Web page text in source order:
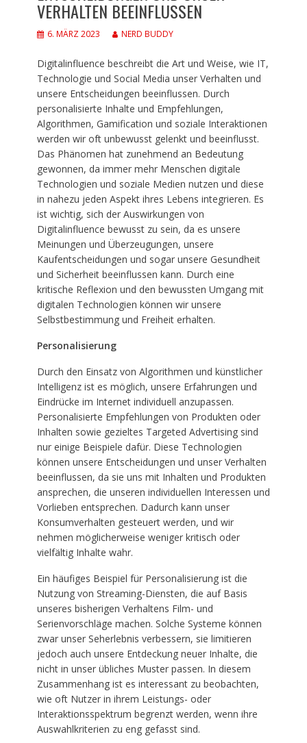
VERHALTEN BEEINFLUSSEN
6. MÄRZ 2023 NERD BUDDY
Digitalinfluence beschreibt die Art und Weise, wie IT,
Technologie und Social Media unser Verhalten und
unsere Entscheidungen beeinflussen. Durch
personalisierte Inhalte und Empfehlungen,
Algorithmen, Gamification und soziale Interaktionen
werden wir oft unbewusst gelenkt und beeinflusst.
Das Phänomen hat zunehmend an Bedeutung
gewonnen, da immer mehr Menschen digitale
Technologien und soziale Medien nutzen und diese
in nahezu jeden Aspekt ihres Lebens integrieren. Es
ist wichtig, sich der Auswirkungen von
Digitalinfluence bewusst zu sein, da es unsere
Meinungen und Überzeugungen, unsere
Kaufentscheidungen und sogar unsere Gesundheit
und Sicherheit beeinflussen kann. Durch eine
kritische Reflexion und den bewussten Umgang mit
digitalen Technologien können wir unsere
Selbstbestimmung und Freiheit erhalten.
Personalisierung
Durch den Einsatz von Algorithmen und künstlicher
Intelligenz ist es möglich, unsere Erfahrungen und
Eindrücke im Internet individuell anzupassen.
Personalisierte Empfehlungen von Produkten oder
Inhalten sowie gezieltes Targeted Advertising sind
nur einige Beispiele dafür. Diese Technologien
können unsere Entscheidungen und unser Verhalten
beeinflussen, da sie uns mit Inhalten und Produkten
ansprechen, die unseren individuellen Interessen und
Vorlieben entsprechen. Dadurch kann unser
Konsumverhalten gesteuert werden, und wir
nehmen möglicherweise weniger kritisch oder
vielfältig Inhalte wahr.
Ein häufiges Beispiel für Personalisierung ist die
Nutzung von Streaming-Diensten, die auf Basis
unseres bisherigen Verhaltens Film- und
Serienvorschläge machen. Solche Systeme können
zwar unser Seherlebnis verbessern, sie limitieren
jedoch auch unsere Entdeckung neuer Inhalte, die
nicht in unser übliches Muster passen. In diesem
Zusammenhang ist es interessant zu beobachten,
wie oft Nutzer in ihrem Leistungs- oder
Interaktionsspektrum begrenzt werden, wenn ihre
Auswahlkriterien zu eng gefasst sind.